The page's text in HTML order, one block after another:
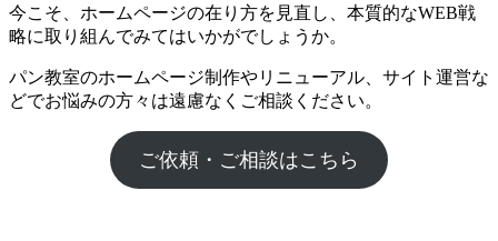
今こそ、ホームページの在り方を見直し、本質的なWEB戦
略に取り組んでみてはいかがでしょうか。
パン教室のホームページ制作やリニューアル、サイト運営な
どでお悩みの方々は遠慮なくご相談ください。
ご依頼・ご相談はこちら